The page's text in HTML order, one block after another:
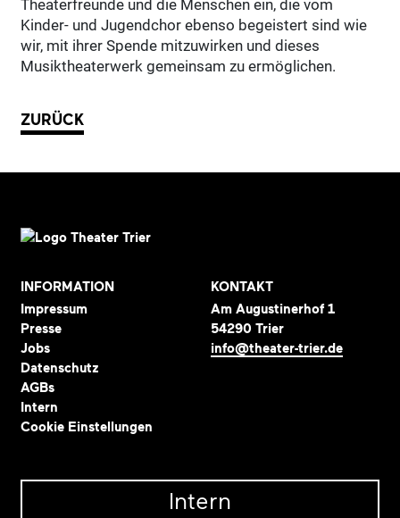
Theaterfreunde und die Menschen ein, die vom
Kinder- und Jugendchor ebenso begeistert sind wie
wir, mit ihrer Spende mitzuwirken und dieses
Musiktheaterwerk gemeinsam zu ermöglichen.
ZURÜCK
INFORMATION
Impressum
Presse
Jobs
Datenschutz
AGBs
Intern
Cookie Einstellungen
KONTAKT
Am Augustinerhof 1
54290 Trier
info@theater-trier.de
Intern